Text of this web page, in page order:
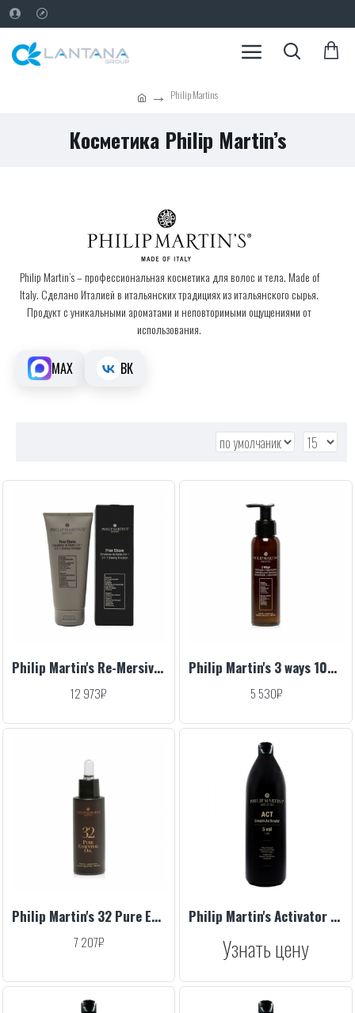
Philip Martins
Косметика Philip Martin’s
Philip Martin’s – профессиональная косметика для волос и тела. Made of
Italy. Сделано Италией в итальянских традициях из итальянского сырья.
Продукт с уникальными ароматами и неповторимыми ощущениями от
использования.
MAX ВК
Philip Martin's Re-Mersive Luxury Cream Tube, 200 ml
12 973₽
Philip Martin's 3 ways 100 ml
5 530₽
Philip Martin's 32 Pure Essential Oil 30 ml
7 207₽
Philip Martin's Activator 1,5% 5 Vol 1000 ml
Узнать цену